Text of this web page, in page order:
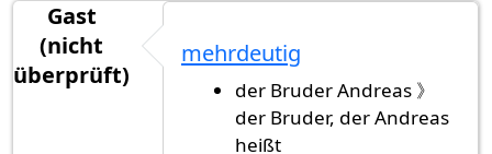
Gast
(nicht
überprüft)
mehrdeutig
der Bruder Andreas 》
der Bruder, der Andreas
heißt